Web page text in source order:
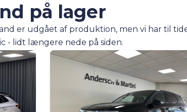
på lager
er udgået af produktion, men vi har til
- lidt længere nede på siden.